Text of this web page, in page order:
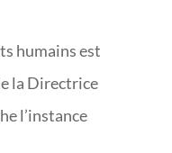
humains est
la Directrice
l’instance